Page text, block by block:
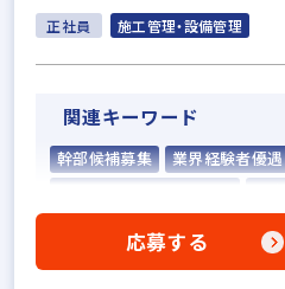
正社員 施工管理・設備管理
関連キーワード
幹部候補募集
業界経験者優遇
資格支援制度あり
研修制度あり
応募する